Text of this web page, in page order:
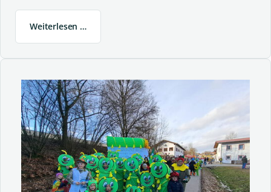
Weiterlesen …